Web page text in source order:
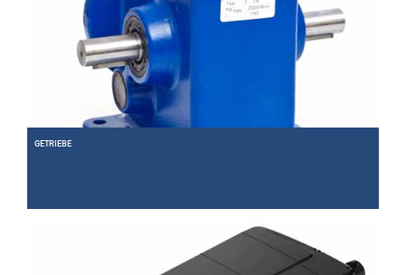
GETRIEBE
Drehzahl runter, Kraft rauf. Unsere Getriebe bilden mit den Motoren eine perfekte
Weiter